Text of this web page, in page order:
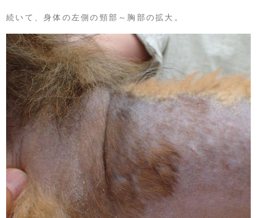
続いて、身体の左側の頸部～胸部の拡大。